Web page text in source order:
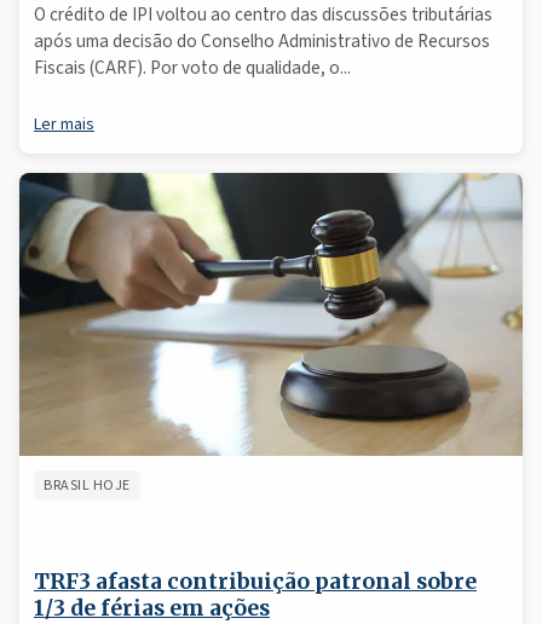
O crédito de IPI voltou ao centro das discussões tributárias
após uma decisão do Conselho Administrativo de Recursos
Fiscais (CARF). Por voto de qualidade, o...
Ler mais
BRASIL HOJE
TRF3 afasta contribuição patronal sobre
1/3 de férias em ações